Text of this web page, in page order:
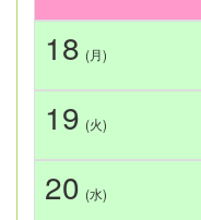
18 (月)
19 (火)
20 (水)